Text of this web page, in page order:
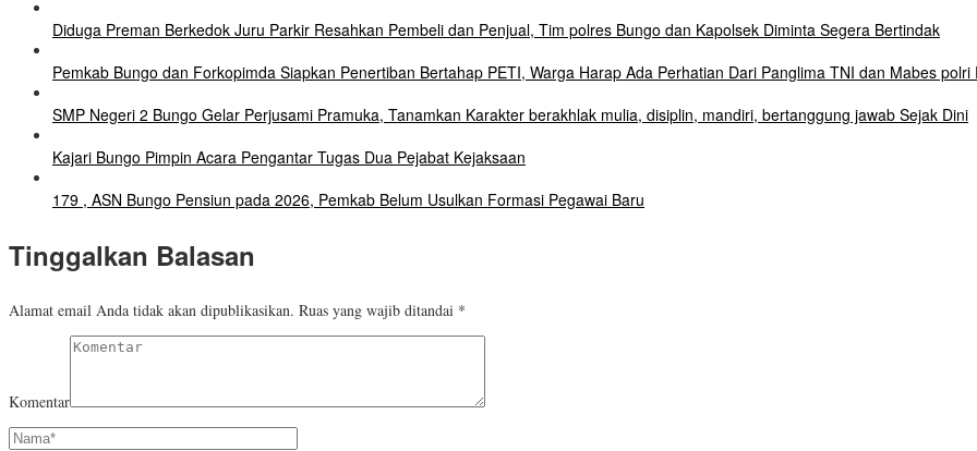
Diduga Preman Berkedok Juru Parkir Resahkan Pembeli dan Penjual, Tim polres Bungo dan Kapolsek Diminta Segera Bertindak
Pemkab Bungo dan Forkopimda Siapkan Penertiban Bertahap PETI, Warga Harap Ada Perhatian Dari Panglima TNI dan Mabes polri
SMP Negeri 2 Bungo Gelar Perjusami Pramuka, Tanamkan Karakter berakhlak mulia, disiplin, mandiri, bertanggung jawab Sejak Dini
Kajari Bungo Pimpin Acara Pengantar Tugas Dua Pejabat Kejaksaan
179 , ASN Bungo Pensiun pada 2026, Pemkab Belum Usulkan Formasi Pegawai Baru
Tinggalkan Balasan
Alamat email Anda tidak akan dipublikasikan. Ruas yang wajib ditandai *
Komentar